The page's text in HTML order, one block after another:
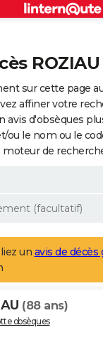
ville
ROZIAU
sur cette page
affiner votre
avis d'obsèques
ou le nom ou le
de
un avis de décès
(88 ans)
obsèques